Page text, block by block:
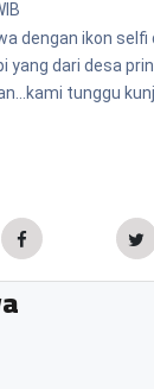
dengan ikon
yang dari desa
tunggu